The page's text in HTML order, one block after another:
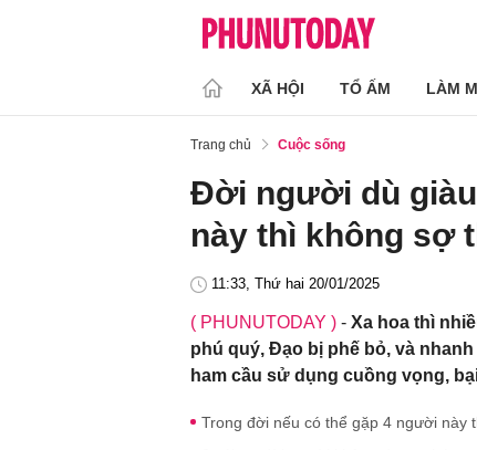
XÃ HỘI TỔ ẤM LÀM
Trang chủ Cuộc sống
Đời người dù
này thì không sợ
11:33, Thứ hai 20/01/2025
( PHUNUTODAY ) - Xa hoa thì
phú quý, Đạo bị phế bỏ, và
ham cầu sử dụng cuồng vọng,
Trong đời nếu có thể gặp 4 người này